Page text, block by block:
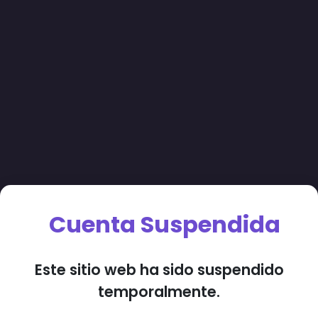
Cuenta Suspendida
Este sitio web ha sido suspendido
temporalmente.